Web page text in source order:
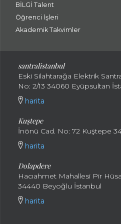
BİLGİ Talent
Öğrenci İşleri
Akademik Takvimler
santralistanbul
Eski Silahtarağa Elektrik
No: 2/13 34060 Eyüpsultan
harita
Kuştepe
İnönü Cad. No: 72 Kuştepe
harita
Dolapdere
Hacıahmet Mahallesi Pir
34440 Beyoğlu İstanbul
harita